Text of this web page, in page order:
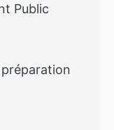
Public